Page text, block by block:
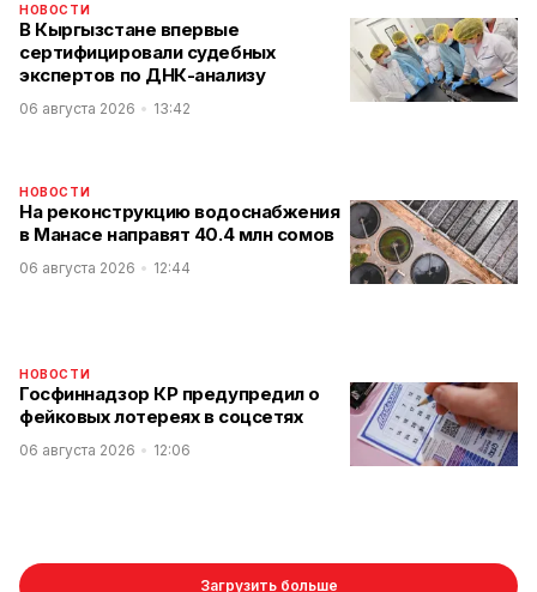
НОВОСТИ
В Кыргызстане впервые
сертифицировали судебных
экспертов по ДНК-анализу
06 августа 2026 13:42
НОВОСТИ
На реконструкцию водоснабжения
в Манасе направят 40.4 млн сомов
06 августа 2026 12:44
НОВОСТИ
Госфиннадзор КР предупредил о
фейковых лотереях в соцсетях
06 августа 2026 12:06
Загрузить больше